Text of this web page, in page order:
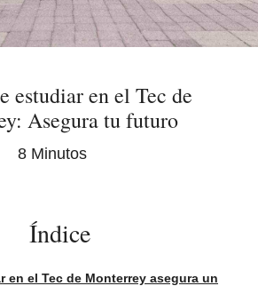
estudiar en el Tec de
Asegura tu futuro
8 Minutos
Índice
en el Tec de Monterrey asegura un